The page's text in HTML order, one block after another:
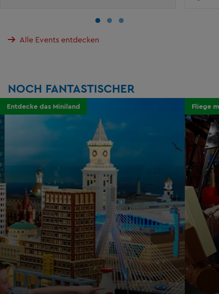
Alle Events entdecken
NOCH FANTASTISCHER
Entdecke das Miniland Fliege